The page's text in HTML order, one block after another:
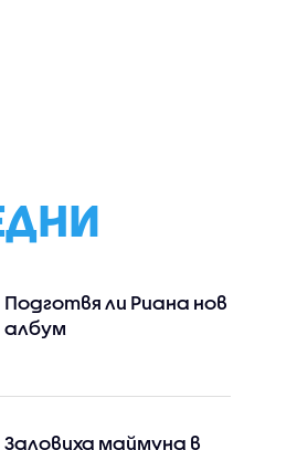
Подготвя ли Риана нов
албум
Заловиха маймуна в